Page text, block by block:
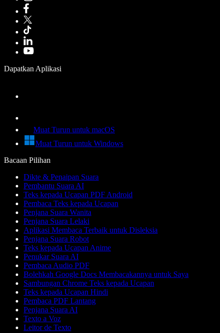
Dapatkan Aplikasi
Muat Turun untuk macOS
Muat Turun untuk Windows
Bacaan Pilihan
Dikte & Penaipan Suara
Pembantu Suara AI
Teks kepada Ucapan PDF Android
Pembaca Teks kepada Ucapan
Penjana Suara Wanita
Penjana Suara Lelaki
Aplikasi Membaca Terbaik untuk Disleksia
Penjana Suara Robot
Teks kepada Ucapan Anime
Penukar Suara AI
Pembaca Audio PDF
Bolehkah Google Docs Membacakannya untuk Saya
Sambungan Chrome Teks kepada Ucapan
Teks kepada Ucapan Hindi
Pembaca PDF Lantang
Penjana Suara AI
Texto a Voz
Leitor de Texto